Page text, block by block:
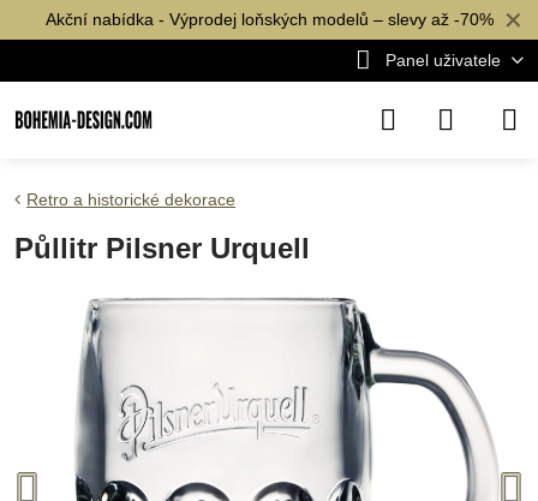
✕
Akční nabídka - Výprodej loňských modelů – slevy až -70%
Panel uživatele
Retro a historické dekorace
Půllitr Pilsner Urquell